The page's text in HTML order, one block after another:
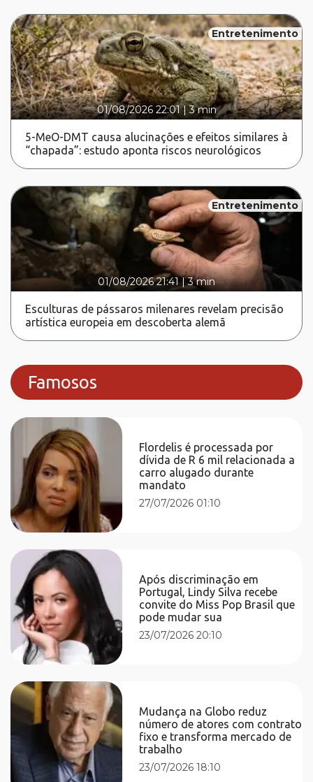
Entretenimento
01/08/2026 22:01|3 min
5-MeO-DMT causa alucinações e efeitos similares à
“chapada”: estudo aponta riscos neurológicos
Entretenimento
01/08/2026 21:41 |3 min
Esculturas de pássaros milenares revelam precisão
artística europeia em descoberta alemã
Famosos
Flordelis é processada por
dívida de R 6 mil relacionada a
carro alugado durante
mandato
27/07/2026 01:10
Após discriminação em
Portugal, Lindy Silva recebe
convite do Miss Pop Brasil que
pode mudar sua
23/07/2026 20:10
Mudança na Globo reduz
número de atores com contrato
fixo e transforma mercado de
trabalho
23/07/2026 18:10